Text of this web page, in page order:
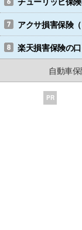
アクサ損害保険
楽天損害保険の
自動車
PR